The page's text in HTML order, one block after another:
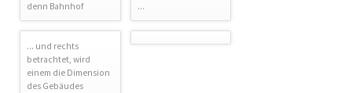
denn Bahnhof
...
... und rechts
betrachtet, wird
einem die Dimension
des Gebäudes